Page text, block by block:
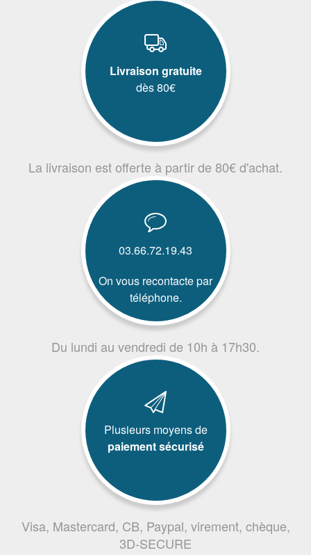
Livraison gratuite
dès 80€
La livraison est offerte à partir de 80€ d'achat.
03.66.72.19.43
On vous recontacte par
téléphone.
Du lundi au vendredi de 10h à 17h30.
Plusieurs moyens de
paiement sécurisé
Visa, Mastercard, CB, Paypal, virement, chèque,
3D-SECURE